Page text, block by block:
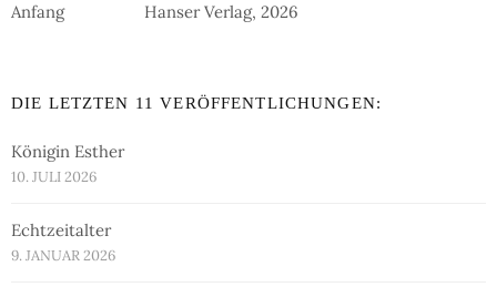
Hanser Verlag, 2026
DIE LETZTEN 11 VERÖFFENTLICHUNGEN:
Königin Esther
10. JULI 2026
Echtzeitalter
9. JANUAR 2026